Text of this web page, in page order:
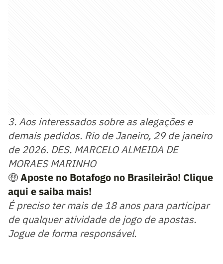
3. Aos interessados sobre as alegações e
demais pedidos. Rio de Janeiro, 29 de janeiro
de 2026. DES. MARCELO ALMEIDA DE
MORAES MARINHO
🤑Aposte no Botafogo no Brasileirão! Clique
aqui e saiba mais!
É preciso ter mais de 18 anos para participar
de qualquer atividade de jogo de apostas.
Jogue de forma responsável.